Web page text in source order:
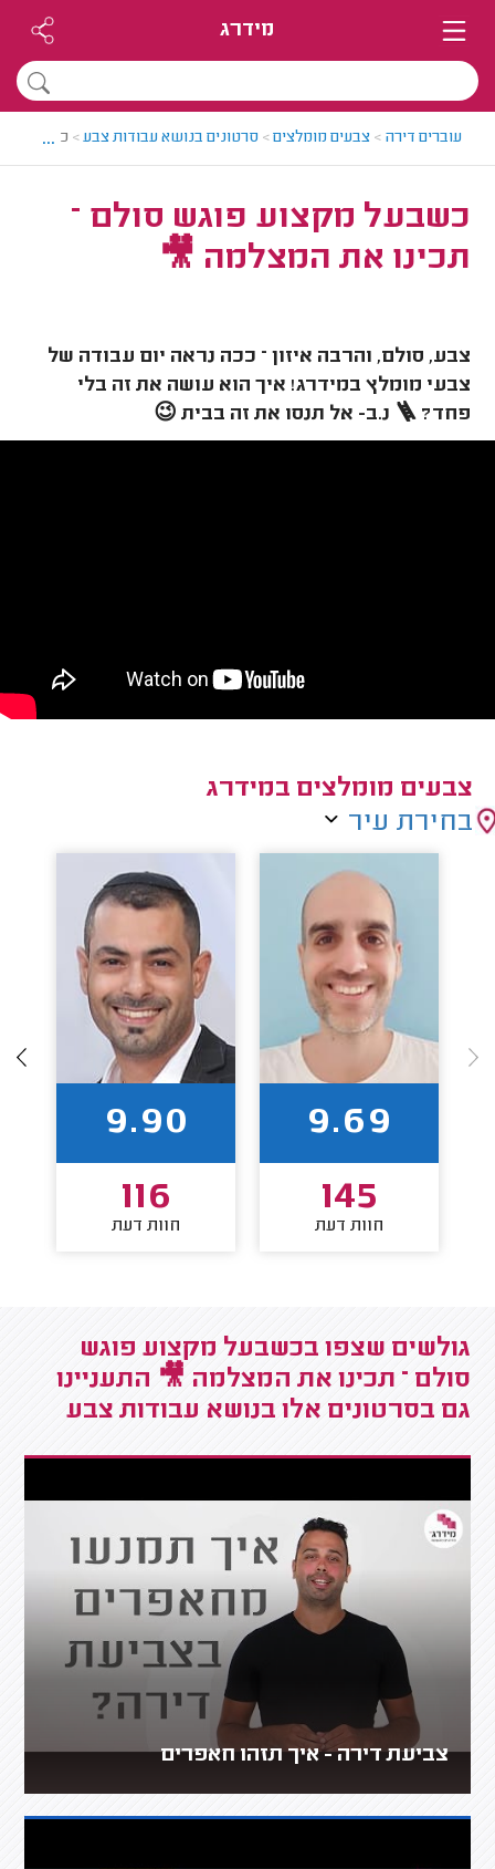
מידרג
עוברים דירה > צבעים מומלצים> סרטונים בנושא עבודות צבע> כשבעל
...
כשבעל מקצוע פוגש סולם –
תכינו את המצלמה 🎥
צבע, סולם, והרבה איזון – ככה נראה יום עבודה של
צבעי מומלץ במידרג! איך הוא עושה את זה בלי
פחד? 🪜 נ.ב- אל תנסו את זה בבית 😉
צבעים מומלצים במידרג
בחירת עיר
9.69
145
חוות דעת
9.90
116
חוות דעת
גולשים שצפו בכשבעל מקצוע פוגש
סולם – תכינו את המצלמה 🎥 התעניינו
גם בסרטונים אלו בנושא עבודות צבע
צביעת דירה - איך תזהו חאפרים